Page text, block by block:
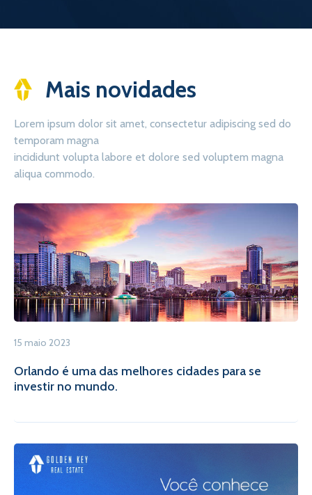
Mais novidades
Lorem ipsum dolor sit amet, consectetur adipiscing sed do
temporam magna
incididunt volupta labore et dolore sed voluptem magna
aliqua commodo.
15 maio 2023
Orlando é uma das melhores cidades para se
investir no mundo.